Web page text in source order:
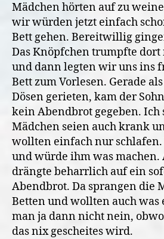
Mädchen hörten auf zu
wir würden jetzt einfach
Bett gehen. Bereitwillig
Das Knöpfchen trumpfte
und dann legten wir uns ins
Bett zum Vorlesen. Gerade
Dösen gerieten, kam der
kein Abendbrot gegeben. Ich
Mädchen seien auch krank
wollten einfach nur
und würde ihm was machen.
drängte beharrlich auf ein
Abendbrot. Da sprangen die
Betten und wollten auch was
man ja dann nicht nein,
das nix gescheites wird.